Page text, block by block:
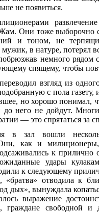
не появиться.
Они тоже выборочно
и тоном, не
в натуре, потерял
немного рядом
спящему, чтобы
взгляд из
с пола
но хорошо понимал,
него не дойдут.
— это спрятаться за
в зал вошли
как и милиционеры,
к
удары
к следующему
«братва» отводила к
дых», вынуждала
выражение
граждане свободной